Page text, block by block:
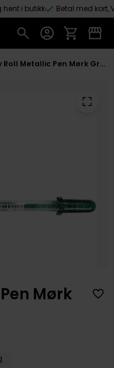
hent i butikk Betal med kort,
Gelly Roll Metallic Pen Mørk Grønn
Mørk